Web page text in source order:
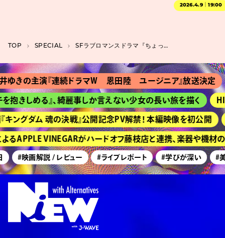
2026.4.9｜19:00
TOP SPECIAL SFラブロマンスドラマ『ちょっとだけエスパー』で生き生きと動くキャラクターたち
演『連続ドラマＷ 恩田陸 ユージニア』放送決定 『Ｔシ
める』、綺麗事しか言えない少女の長い旅を描く
ム 魂の決戦』公開記念PV解禁！ 本編映像を初公開 京都
VINEGARがハードオフ藤枝店と連携、楽器や機材の買
映画解説 / レビュー #ライブレポート #学びが深い #美術展